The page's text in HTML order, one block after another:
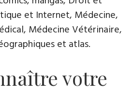
et Internet, Médecine,
Médecine Vétérinaire,
et atlas.
votre